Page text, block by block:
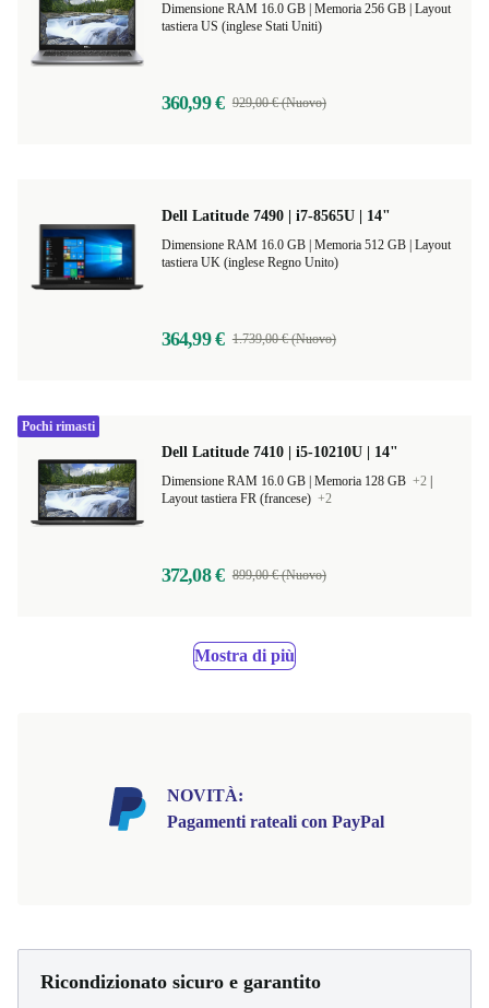
Layout
tastiera US (inglese Stati Uniti)
360,99 € 929,00 € (Nuovo)
Dell Latitude 7490 | i7-8565U | 14"
Layout
tastiera UK (inglese Regno Unito)
364,99 € 1.739,00 € (Nuovo)
Dell Latitude 7410 | i5-10210U | 14"
Memoria 128 GB +2
Layout tastiera FR (francese) +2
372,08 € 899,00 € (Nuovo)
Pochi rimasti
Mostra di più
NOVITÀ:
Pagamenti rateali con PayPal
Ricondizionato sicuro e garantito